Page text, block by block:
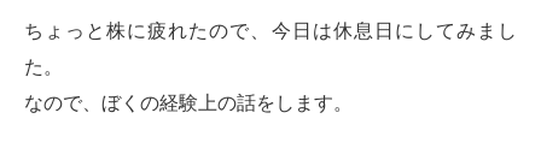
ちょっと株に疲れたので、今日は休息日にしてみまし
た。
なので、ぼくの経験上の話をします。